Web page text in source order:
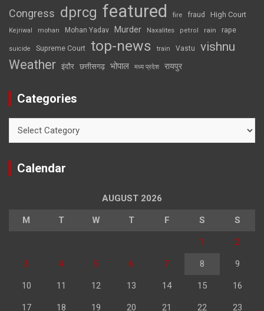
Congress dprcg featured fire fraud High Court
Kejriwal mohan Mohan Yadav Murder Naxalites petrol rain rape
suicide Supreme Court top-news train Vastu vishnu
Weather इंदौर छत्तीसगढ़ भोपाल मध्य प्रदेश रायपुर
Categories
Calendar
AUGUST 2026
M T W T F S S
1 2
3 4 5 6 7 8 9
10 11 12 13 14 15 16
17 18 19 20 21 22 23